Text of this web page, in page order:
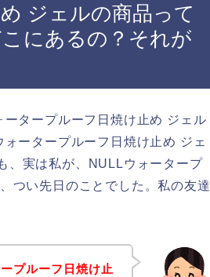
ジェルの商品って
にあるの？それが
タープルーフ日焼け止め ジェル
ータープルーフ日焼け止め ジェ
、実は私が、NULLウォータープ
つい先日のことでした。私の友達
プルーフ日焼け止